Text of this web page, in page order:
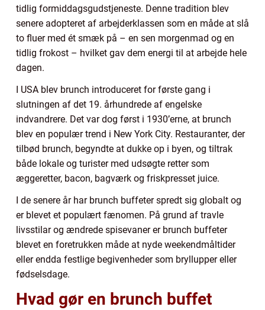
tidlig formiddagsgudstjeneste. Denne tradition blev
senere adopteret af arbejderklassen som en måde at slå
to fluer med ét smæk på – en sen morgenmad og en
tidlig frokost – hvilket gav dem energi til at arbejde hele
dagen.
I USA blev brunch introduceret for første gang i
slutningen af det 19. århundrede af engelske
indvandrere. Det var dog først i 1930’erne, at brunch
blev en populær trend i New York City. Restauranter, der
tilbød brunch, begyndte at dukke op i byen, og tiltrak
både lokale og turister med udsøgte retter som
æggeretter, bacon, bagværk og friskpresset juice.
I de senere år har brunch buffeter spredt sig globalt og
er blevet et populært fænomen. På grund af travle
livsstilar og ændrede spisevaner er brunch buffeter
blevet en foretrukken måde at nyde weekendmåltider
eller endda festlige begivenheder som bryllupper eller
fødselsdage.
Hvad gør en brunch buffet